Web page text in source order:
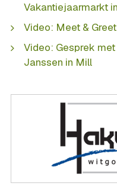
Vakantiejaarmarkt
Video: Meet &
Video: Gesprek
Janssen in Mill